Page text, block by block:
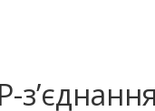
з’єднання